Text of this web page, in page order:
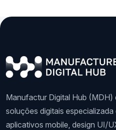
Manufactur Digital Hub (MDH)
soluções digitais
aplicativos mobile, design UI/